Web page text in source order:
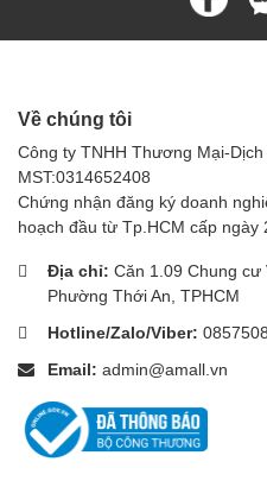
Về chúng tôi
Công ty TNHH Thương Mại-
MST:0314652408
Chứng nhận đăng ký doanh
hoạch đầu từ Tp.HCM cấp ngày
Địa chỉ: Căn 1.09 Chung cư
Phường Thới An, TPHCM
Hotline/Zalo/Viber:
Email: admin@amall.vn